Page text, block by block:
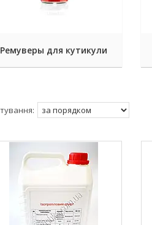
Ремуверы для кутикули